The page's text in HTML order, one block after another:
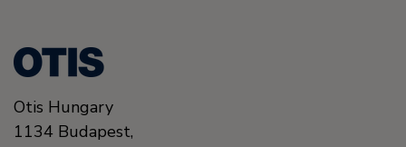
Otis Hungary
1134 Budapest,